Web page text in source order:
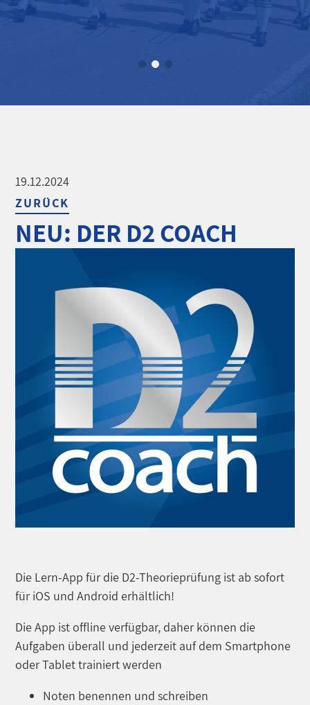
BEIM BEZIRK ISAR-MANGFALL
19.12.2024
ZURÜCK
NEU: DER D2 COACH
Die Lern-App für die D2-Theorieprüfung ist ab sofort
für iOS und Android erhältlich!
Die App ist offline verfügbar, daher können die
Aufgaben überall und jederzeit auf dem Smartphone
oder Tablet trainiert werden
Noten benennen und schreiben